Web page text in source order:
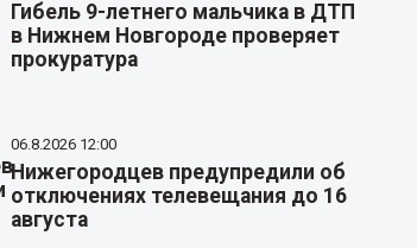
Гибель 9-летнего мальчика в ДТП
в Нижнем Новгороде проверяет
прокуратура
06.8.2026 12:00
Нижегородцев предупредили об
отключениях телевещания до 16
августа